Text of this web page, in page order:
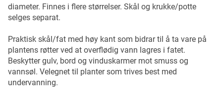
diameter. Finnes i flere størrelser. Skål og krukke/potte
selges separat.
Praktisk skål/fat med høy kant som bidrar til å ta vare på
plantens røtter ved at overflødig vann lagres i fatet.
Beskytter gulv, bord og vinduskarmer mot smuss og
vannsøl. Velegnet til planter som trives best med
undervanning.